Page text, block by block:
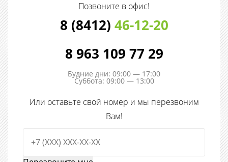
Позвоните в офис!
8 (8412) 46-12-20
8 963 109 77 29
Будние дни: 09:00 — 17:00
Суббота: 09:00 — 13:00
Или оставьте свой номер и мы перезвоним
Вам!